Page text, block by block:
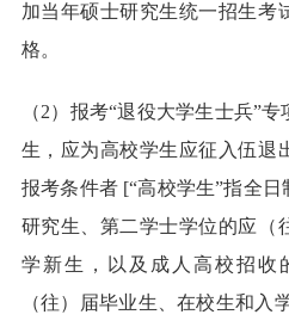
加当年硕士研究生统一招生考
格。
（2）报考“退役大学生士兵”
生，应为高校学生应征入伍退
报考条件者 [“高校学生”指全日
研究生、第二学士学位的应（
学新生，以及成人高校招收
（往）届毕业生、在校生和入